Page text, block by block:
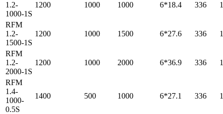
1.2-
1000-1S
1200 1000 1000 6*18.4 336
RFM
1.2-
1500-1S
1200 1000 1500 6*27.6 336
RFM
1.2-
2000-1S
1200 1000 2000 6*36.9 336
RFM
1.4-
1000-
0.5S
1400 500 1000 6*27.1 336